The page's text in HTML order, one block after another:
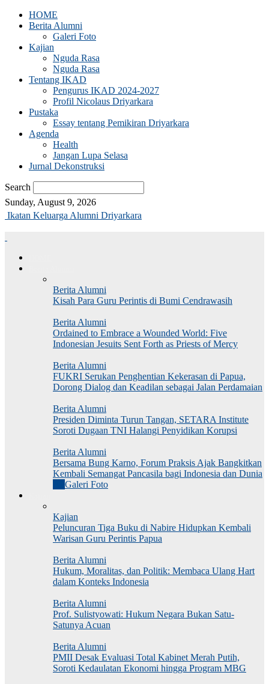
HOME
Berita Alumni
Galeri Foto
Kajian
Nguda Rasa
Nguda Rasa
Tentang IKAD
Pengurus IKAD 2024-2027
Profil Nicolaus Driyarkara
Pustaka
Essay tentang Pemikiran Driyarkara
Agenda
Health
Jangan Lupa Selasa
Jurnal Dekonstruksi
Search
Sunday, August 9, 2026
Ikatan Keluarga Alumni Driyarkara
Berita Alumni
Kisah Para Guru Perintis di Bumi Cendrawasih
Berita Alumni
Ordained to Embrace a Wounded World: Five
Indonesian Jesuits Sent Forth as Priests of Mercy
Berita Alumni
FUKRI Serukan Penghentian Kekerasan di Papua,
Dorong Dialog dan Keadilan sebagai Jalan Perdamaian
Berita Alumni
Presiden Diminta Turun Tangan, SETARA Institute
Soroti Dugaan TNI Halangi Penyidikan Korupsi
Berita Alumni
Bersama Bung Karno, Forum Praksis Ajak Bangkitkan
Kembali Semangat Pancasila bagi Indonesia dan Dunia
Galeri Foto
Kajian
Peluncuran Tiga Buku di Nabire Hidupkan Kembali
Warisan Guru Perintis Papua
Berita Alumni
Hukum, Moralitas, dan Politik: Membaca Ulang Hart
dalam Konteks Indonesia
Berita Alumni
Prof. Sulistyowati: Hukum Negara Bukan Satu-
Satunya Acuan
Berita Alumni
PMII Desak Evaluasi Total Kabinet Merah Putih,
Soroti Kedaulatan Ekonomi hingga Program MBG